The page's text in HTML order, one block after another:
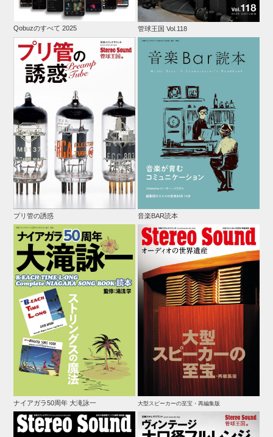
Qobuzのすべて 2025 管球王国 Vol.118
プリ管の誘惑 音楽BAR読本
ナイアガラ50周年 大滝詠一 大型スピーカーの至宝・再編集版